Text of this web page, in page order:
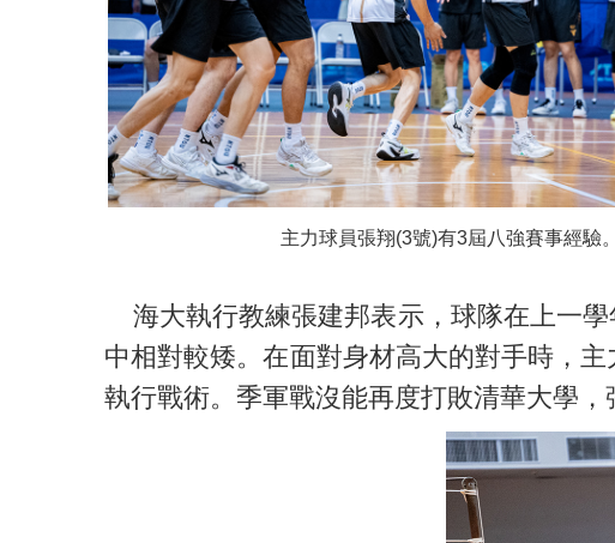
主力球員張翔(3號)有3屆八強賽事經驗。
海大執行教練張建邦表示，球隊在上一學
中相對較矮。在面對身材高大的對手時，
執行戰術。季軍戰沒能再度打敗清華大學，